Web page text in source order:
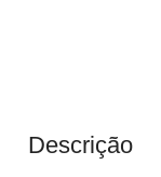
Descrição